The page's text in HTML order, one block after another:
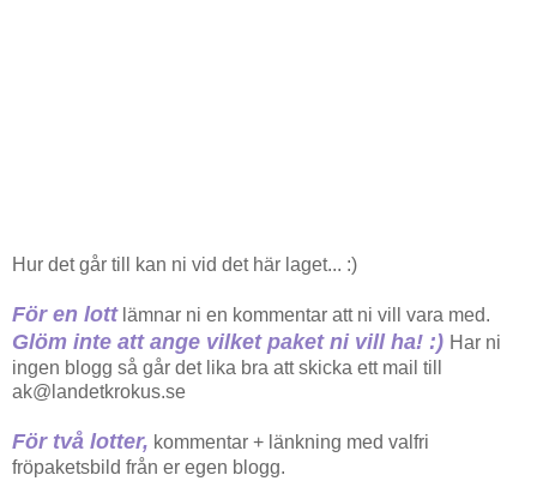
Hur det går till kan ni vid det här laget... :)
För en lottlämnar ni en kommentar att ni vill vara med.
Glöm inte att ange vilket paket ni vill ha! :) Har ni
ingen blogg så går det lika bra att skicka ett mail till
ak@landetkrokus.se
För två lotter, kommentar + länkning med valfri
fröpaketsbild från er egen blogg.